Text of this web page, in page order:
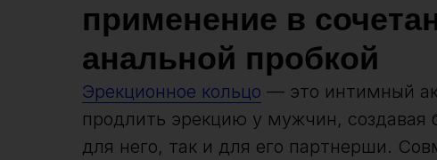
применение в
анальной пробкой
Эрекционное кольцо — это интимный
продлить эрекцию у мужчин,
для него, так и для его партнерши.